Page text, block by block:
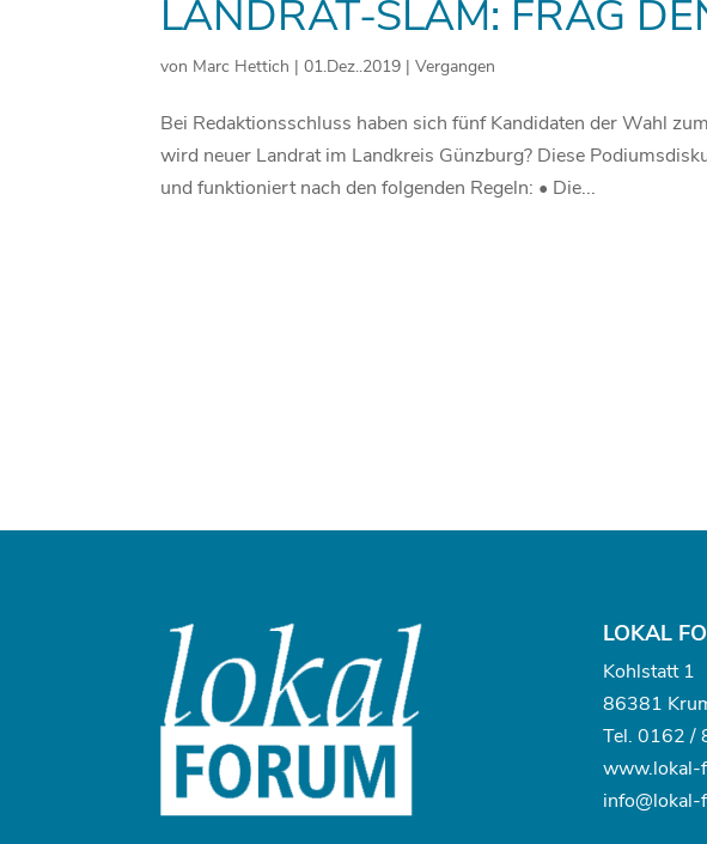
LANDRAT-SLAM: FRAG
von Marc Hettich |01.Dez..2019 |Vergangen
Bei Redaktionsschluss haben sich fünf Kandidaten der Wahl
wird neuer Landrat im Landkreis Günzburg? Diese
und funktioniert nach den folgenden Regeln: • Die...
LOKAL
Kohlstatt 1
86381
Tel. 0162 /
www.lokal-